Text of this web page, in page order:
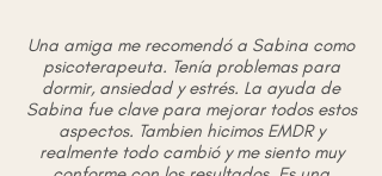
Una amiga me recomendó a Sabina como
psicoterapeuta. Tenía problemas para
dormir, ansiedad y estrés. La ayuda de
Sabina fue clave para mejorar todos estos
aspectos. Tambien hicimos EMDR y
realmente todo cambió y me siento muy